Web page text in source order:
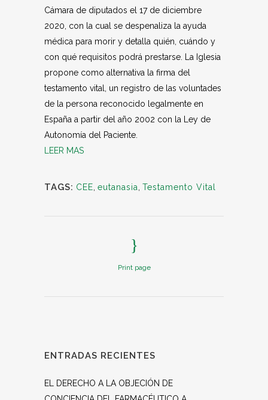
Cámara de diputados el 17 de diciembre
2020, con la cual se despenaliza la ayuda
médica para morir y detalla quién, cuándo y
con qué requisitos podrá prestarse. La Iglesia
propone como alternativa la firma del
testamento vital, un registro de las voluntades
de la persona reconocido legalmente en
España a partir del año 2002 con la Ley de
Autonomía del Paciente.
LEER MAS
TAGS: CEE eutanasia Testamento Vital
Print page
ENTRADAS RECIENTES
EL DERECHO A LA OBJECIÓN DE